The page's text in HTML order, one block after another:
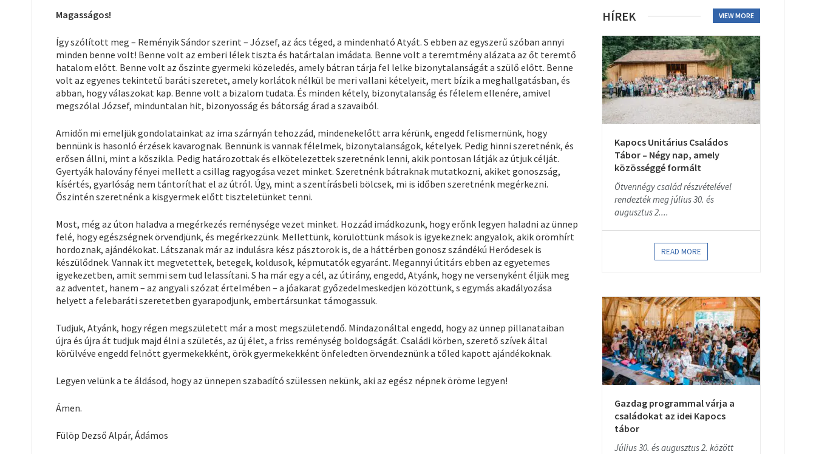
Magasságos!
Így szólított meg – Reményik Sándor szerint – József, az ács téged, a mindenható Atyát. S ebben az egyszerű szóban annyi
minden benne volt! Benne volt az emberi lélek tiszta és határtalan imádata. Benne volt a teremtmény alázata az őt teremtő
hatalom előtt. Benne volt az őszinte gyermeki közeledés, amely bátran tárja fel lelke bizonytalanságát a szülő előtt. Benne
volt az egyenes tekintetű baráti szeretet, amely korlátok nélkül be meri vallani kételyeit, mert bízik a meghallgatásban, és
abban, hogy válaszokat kap. Benne volt a bizalom tudata. És minden kétely, bizonytalanság és félelem ellenére, amivel
megszólal József, minduntalan hit, bizonyosság és bátorság árad a szavaiból.
Amidőn mi emeljük gondolatainkat az ima szárnyán tehozzád, mindenekelőtt arra kérünk, engedd felismernünk, hogy
bennünk is hasonló érzések kavarognak. Bennünk is vannak félelmek, bizonytalanságok, kételyek. Pedig hinni szeretnénk, és
erősen állni, mint a kőszikla. Pedig határozottak és elkötelezettek szeretnénk lenni, akik pontosan látják az útjuk célját.
Gyertyák halovány fényei mellett a csillag ragyogása vezet minket. Szeretnénk bátraknak mutatkozni, akiket gonoszság,
kísértés, gyarlóság nem tántoríthat el az útról. Úgy, mint a szentírásbeli bölcsek, mi is időben szeretnénk megérkezni.
Őszintén szeretnénk a kisgyermek előtt tiszteletünket tenni.
Most, még az úton haladva a megérkezés reménysége vezet minket. Hozzád imádkozunk, hogy erőnk legyen haladni az ünnep
felé, hogy egészségnek örvendjünk, és megérkezzünk. Mellettünk, körülöttünk mások is igyekeznek: angyalok, akik örömhírt
hordoznak, ajándékokat. Látszanak már az indulásra kész pásztorok is, de a háttérben gonosz szándékú Heródesek is
készülődnek. Vannak itt megvetettek, betegek, koldusok, képmutatók egyaránt. Megannyi útitárs ebben az egyetemes
igyekezetben, amit semmi sem tud lelassítani. S ha már egy a cél, az útirány, engedd, Atyánk, hogy ne versenyként éljük meg
az adventet, hanem – az angyali szózat értelmében – a jóakarat győzedelmeskedjen közöttünk, s egymás akadályozása
helyett a felebaráti szeretetben gyarapodjunk, embertársunkat támogassuk.
Tudjuk, Atyánk, hogy régen megszületett már a most megszületendő. Mindazonáltal engedd, hogy az ünnep pillanataiban
újra és újra át tudjuk majd élni a születés, az új élet, a friss reménység boldogságát. Családi körben, szerető szívek által
körülvéve engedd felnőtt gyermekekként, örök gyermekekként önfeledten örvendeznünk a tőled kapott ajándékoknak.
Legyen velünk a te áldásod, hogy az ünnepen szabadító szülessen nekünk, aki az egész népnek öröme legyen!
Ámen.
Fülöp Dezső Alpár, Ádámos
HÍREK VIEW MORE
Kapocs Unitárius Családos
Tábor – Négy nap, amely
közösséggé formált
Ötvennégy család részvételével
rendezték meg július 30. és
augusztus 2....
READ MORE
Gazdag programmal várja a
családokat az idei Kapocs
tábor
Július 30. és augusztus 2. között